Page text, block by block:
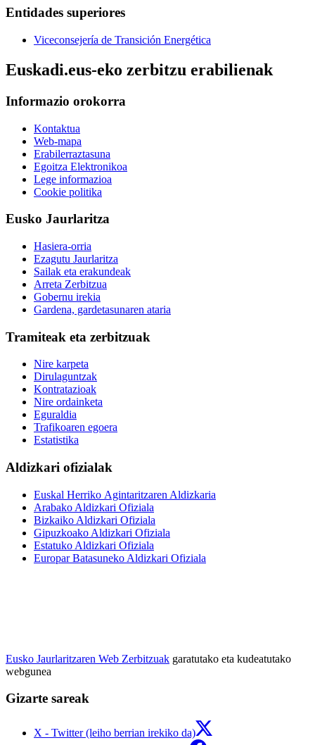
Entidades superiores
Viceconsejería de Transición Energética
Euskadi.eus-eko zerbitzu erabilienak
Informazio orokorra
Kontaktua
Web-mapa
Erabilerraztasuna
Egoitza Elektronikoa
Lege informazioa
Cookie politika
Eusko Jaurlaritza
Hasiera-orria
Ezagutu Jaurlaritza
Sailak eta erakundeak
Arreta Zerbitzua
Gobernu irekia
Gardena, gardetasunaren ataria
Tramiteak eta zerbitzuak
Nire karpeta
Dirulaguntzak
Kontratazioak
Nire ordainketa
Eguraldia
Trafikoaren egoera
Estatistika
Aldizkari ofizialak
Euskal Herriko Agintaritzaren Aldizkaria
Arabako Aldizkari Ofiziala
Bizkaiko Aldizkari Ofiziala
Gipuzkoako Aldizkari Ofiziala
Estatuko Aldizkari Ofiziala
Europar Batasuneko Aldizkari Ofiziala
Eusko Jaurlaritzaren Web Zerbitzuak garatutako eta kudeatutako
webgunea
Gizarte sareak
X - Twitter (leiho berrian irekiko da)